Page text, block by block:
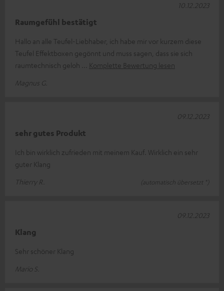
Raumgefühl bestätigt
Hallo an alle Teufel-Liebhaber, ich habe mir vor kurzem diese
Teufel Effektboxen gegönnt und muss sagen, dass sie sich
raumtechnisch geloh
Komplette Bewertung lesen
Magnus G.
10.12.2023
sehr gutes Produkt
Ich bin wirklich zufrieden mit meinem Kauf. Wirklich ein sehr
guter Klang
Thierry R.
(automatisch übersetzt *)
09.12.2023
Klang
Sehr schöner Klang
Mario S.
09.12.2023